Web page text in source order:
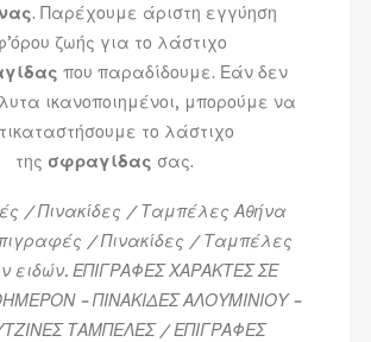
. Παρέχουμε άριστη εγγύηση
ζωής για το λάστιχο
που παραδίδουμε. Εάν δεν
ικανοποιημένοι, μπορούμε να
το λάστιχο
της σφραγίδας σας.
/ Πινακίδες / Ταμπέλες Αθήνα
/ Πινακίδες / Ταμπέλες
ειδών. ΕΠΙΓΡΑΦΕΣ ΧΑΡΑΚΤΕΣ ΣΕ
– ΠΙΝΑΚΙΔΕΣ ΑΛΟΥΜΙΝΙΟΥ –
ΤΑΜΠΕΛΕΣ / ΕΠΙΓΡΑΦΕΣ